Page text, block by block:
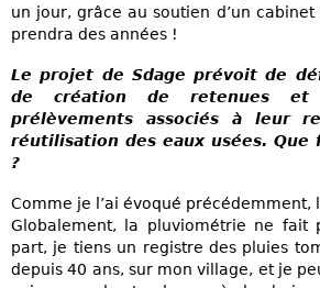
un jour, grâce au soutien d’un
prendra des années !
Le projet de Sdage prévoit de
de création de retenues
prélèvements associés à leur
réutilisation des eaux usées. Que
?
Comme je l’ai évoqué précédemment,
Globalement, la pluviométrie ne fait
part, je tiens un registre des pluies
depuis 40 ans, sur mon village, et je